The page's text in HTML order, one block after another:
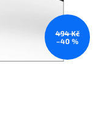
494 Kč
–40 %